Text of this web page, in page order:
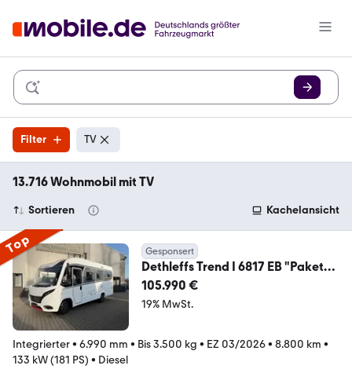
Filter TV
13.716 Wohnmobil mit TV
Sortieren Kachelansicht
Top Gesponsert
Dethleffs Trend I 6817 EB "Paket
Two/ Alde"
105.990 €
19% MwSt.
Integrierter• 6.990 mm • Bis 3.500 kg • EZ 03/2026• 8.800 km •
133 kW (181 PS) • Diesel